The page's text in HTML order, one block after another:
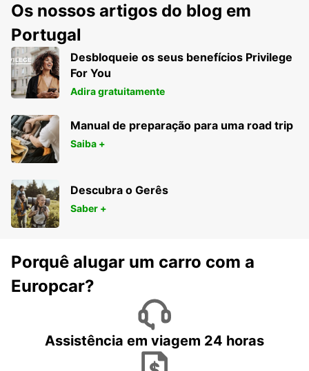
Os nossos artigos do blog em
Portugal
Desbloqueie os seus benefícios Privilege
For You
Adira gratuitamente
Manual de preparação para uma road trip
Saiba +
Descubra o Gerês
Saber +
Porquê alugar um carro com a
Europcar?
Assistência em viagem 24 horas